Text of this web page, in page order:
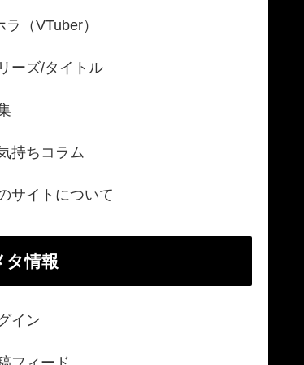
ラ（VTuber）
ーズ/タイトル
持ちコラム
サイトについて
タ情報
イン